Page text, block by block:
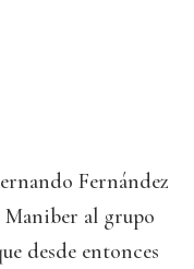
Fernández
al grupo
desde entonces